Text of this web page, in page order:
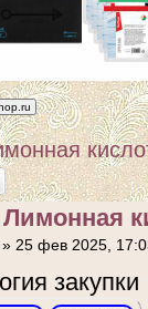
25 фев 2025,
закупки